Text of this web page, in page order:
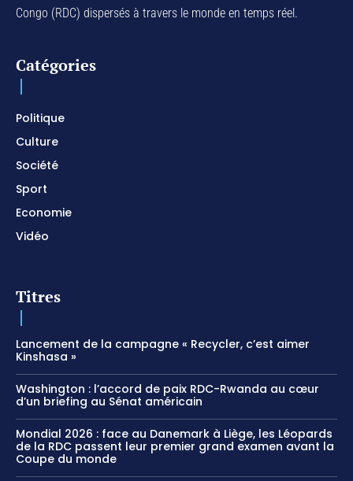
Congo (RDC) dispersés à travers le monde en temps réel.
Catégories
Politique
Culture
Société
Sport
Economie
Vidéo
Titres
Lancement de la campagne « Recycler, c’est aimer
Kinshasa »
Washington : l’accord de paix RDC-Rwanda au cœur
d’un briefing au Sénat américain
Mondial 2026 : face au Danemark à Liège, les Léopards
de la RDC passent leur premier grand examen avant la
Coupe du monde